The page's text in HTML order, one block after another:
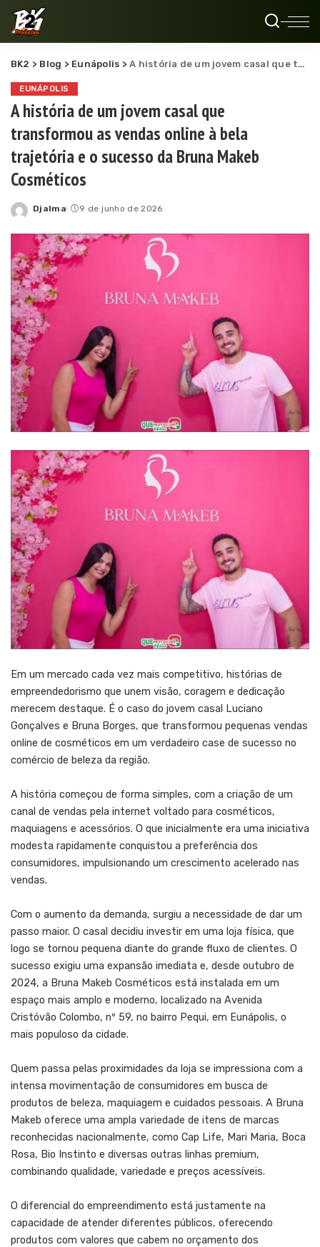
BK2 > Blog > Eunápolis >A história de um jovem casal que transformou as vendas online à bela trajetória e o sucesso da Bruna Makeb Cosméticos
EUNÁPOLIS
A história de um jovem casal que
transformou as vendas online à bela
trajetória e o sucesso da Bruna Makeb
Cosméticos
Posted
Djalma 9 de junho de 2026
Em um mercado cada vez mais competitivo, histórias de
empreendedorismo que unem visão, coragem e dedicação
merecem destaque. É o caso do jovem casal Luciano
Gonçalves e Bruna Borges, que transformou pequenas vendas
online de cosméticos em um verdadeiro case de sucesso no
comércio de beleza da região.
A história começou de forma simples, com a criação de um
canal de vendas pela internet voltado para cosméticos,
maquiagens e acessórios. O que inicialmente era uma iniciativa
modesta rapidamente conquistou a preferência dos
consumidores, impulsionando um crescimento acelerado nas
vendas.
Com o aumento da demanda, surgiu a necessidade de dar um
passo maior. O casal decidiu investir em uma loja física, que
logo se tornou pequena diante do grande fluxo de clientes. O
sucesso exigiu uma expansão imediata e, desde outubro de
2024, a Bruna Makeb Cosméticos está instalada em um
espaço mais amplo e moderno, localizado na Avenida
Cristóvão Colombo, nº 59, no bairro Pequi, em Eunápolis, o
mais populoso da cidade.
Quem passa pelas proximidades da loja se impressiona com a
intensa movimentação de consumidores em busca de
produtos de beleza, maquiagem e cuidados pessoais. A Bruna
Makeb oferece uma ampla variedade de itens de marcas
reconhecidas nacionalmente, como Cap Life, Mari Maria, Boca
Rosa, Bio Instinto e diversas outras linhas premium,
combinando qualidade, variedade e preços acessíveis.
O diferencial do empreendimento está justamente na
capacidade de atender diferentes públicos, oferecendo
produtos com valores que cabem no orçamento dos